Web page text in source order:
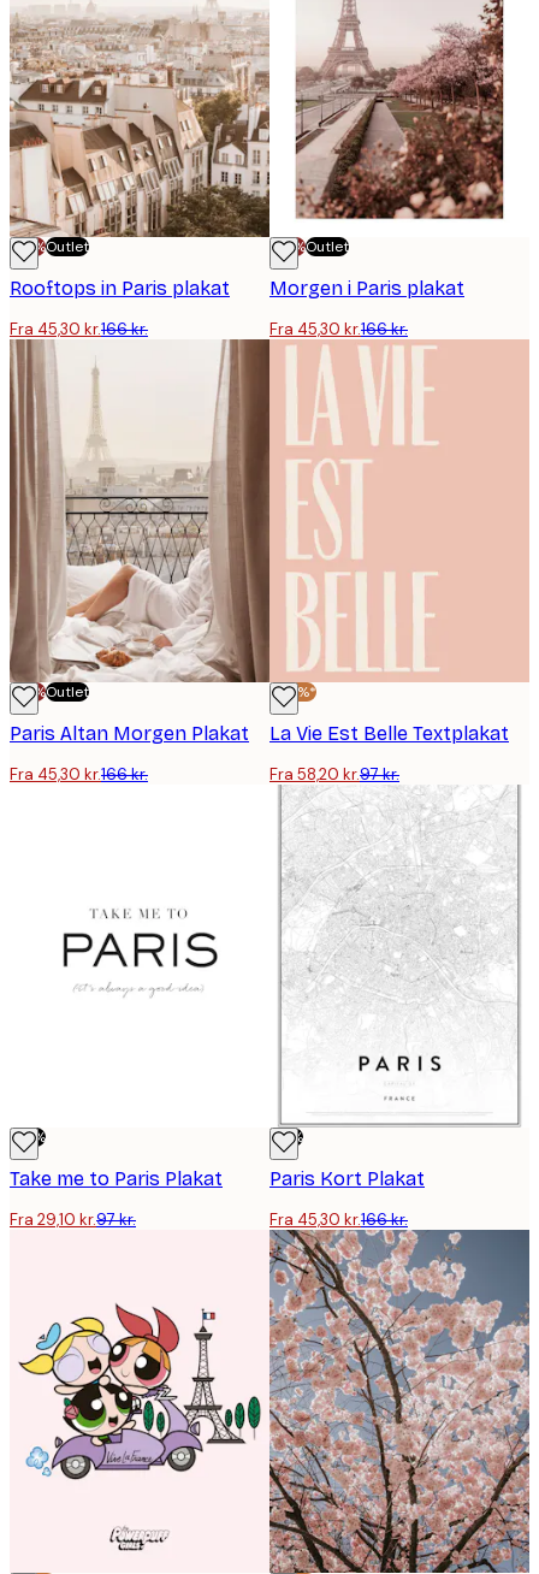
-70%Outlet
Rooftops in Paris plakat
Fra 45,30 kr.166 kr.
-70%Outlet
Morgen i Paris plakat
Fra 45,30 kr.166 kr.
-70%Outlet
Paris Altan Morgen Plakat
Fra 45,30 kr.166 kr.
-40%*
La Vie Est Belle Textplakat
Fra 58,20 kr.97 kr.
-70%
Take me to Paris Plakat
Fra 29,10 kr.97 kr.
-73%
Paris Kort Plakat
Fra 45,30 kr.166 kr.